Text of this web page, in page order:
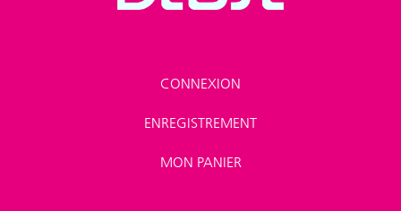
CONNEXION
ENREGISTREMENT
MON PANIER